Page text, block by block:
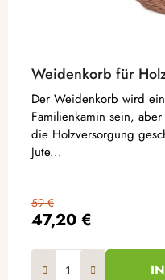
Weidenkorb für
47,20 €
59 €
Der Weidenkorb wird
Familienkamin sein,
die Holzversorgung
Jute...